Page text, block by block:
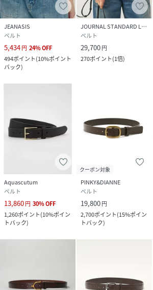
JEANASIS
ベルト
5,434円 24%OFF
494ポイント(10%ポイント
バック)
JOURNAL STANDARD L'ESSAGE
ベルト
29,700円
270ポイント(1倍)
Aquascutum
ベルト
13,860円 30%OFF
1,260ポイント(10%ポイン
トバック)
クーポン対象
PINKY&DIANNE
ベルト
19,800円
2,700ポイント(15%ポイン
トバック)